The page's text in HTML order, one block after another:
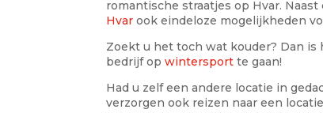
romantische straatjes op Hvar.
Hvar ook eindeloze mogelijkheden
Zoekt u het toch wat kouder? Dan
bedrijf opwintersport te gaan!
Had u zelf een andere locatie in
verzorgen ook reizen naar een